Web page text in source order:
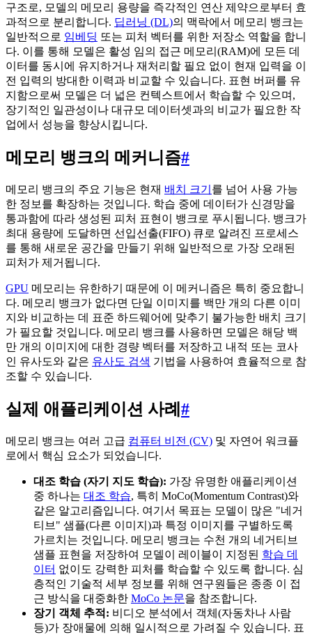
구조로, 모델의 메모리 용량을 즉각적인 연산 제약으로부터 효
과적으로 분리합니다. 딥러닝 (DL)의 맥락에서 메모리 뱅크는
일반적으로 임베딩 또는 피처 벡터를 위한 저장소 역할을 합니
다. 이를 통해 모델은 활성 임의 접근 메모리(RAM)에 모든 데
이터를 동시에 유지하거나 재처리할 필요 없이 현재 입력을 이
전 입력의 방대한 이력과 비교할 수 있습니다. 표현 버퍼를 유
지함으로써 모델은 더 넓은 컨텍스트에서 학습할 수 있으며,
장기적인 일관성이나 대규모 데이터셋과의 비교가 필요한 작
업에서 성능을 향상시킵니다.
메모리 뱅크의 메커니즘#
메모리 뱅크의 주요 기능은 현재 배치 크기 를 넘어 사용 가능
한 정보를 확장하는 것입니다. 학습 중에 데이터가 신경망을
통과함에 따라 생성된 피처 표현이 뱅크로 푸시됩니다. 뱅크가
최대 용량에 도달하면 선입선출(FIFO) 큐로 알려진 프로세스
를 통해 새로운 공간을 만들기 위해 일반적으로 가장 오래된
피처가 제거됩니다.
GPU 메모리는 유한하기 때문에 이 메커니즘은 특히 중요합니
다. 메모리 뱅크가 없다면 단일 이미지를 백만 개의 다른 이미
지와 비교하는 데 표준 하드웨어에 맞추기 불가능한 배치 크기
가 필요할 것입니다. 메모리 뱅크를 사용하면 모델은 해당 백
만 개의 이미지에 대한 경량 벡터를 저장하고 내적 또는 코사
인 유사도와 같은 유사도 검색 기법을 사용하여 효율적으로 참
조할 수 있습니다.
실제 애플리케이션 사례 #
메모리 뱅크는 여러 고급 컴퓨터 비전 (CV) 및 자연어 워크플
로에서 핵심 요소가 되었습니다.
대조 학습 (자기 지도 학습): 가장 유명한 애플리케이션
중 하나는 대조 학습, 특히 MoCo(Momentum Contrast)와
같은 알고리즘입니다. 여기서 목표는 모델이 많은 "네거
티브" 샘플(다른 이미지)과 특정 이미지를 구별하도록
가르치는 것입니다. 메모리 뱅크는 수천 개의 네거티브
샘플 표현을 저장하여 모델이 레이블이 지정된 학습 데
이터 없이도 강력한 피처를 학습할 수 있도록 합니다. 심
층적인 기술적 세부 정보를 위해 연구원들은 종종 이 접
근 방식을 대중화한 MoCo 논문을 참조합니다.
장기 객체 추적: 비디오 분석에서 객체(자동차나 사람
등)가 장애물에 의해 일시적으로 가려질 수 있습니다. 표